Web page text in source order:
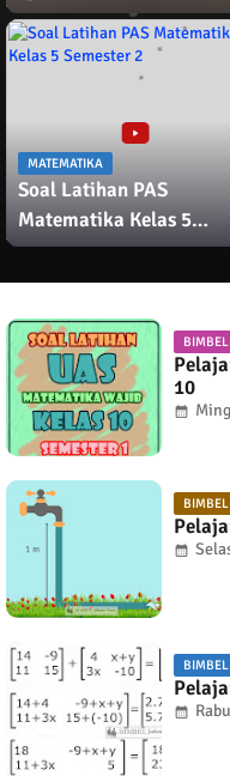
MATEMATIKA
Soal Latihan PAS
Matematika Kelas 5
Semester 2
BIMBEL
10
BIMBEL